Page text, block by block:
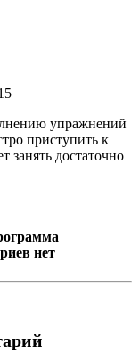
упражнений
приступить к
занять достаточно
нет